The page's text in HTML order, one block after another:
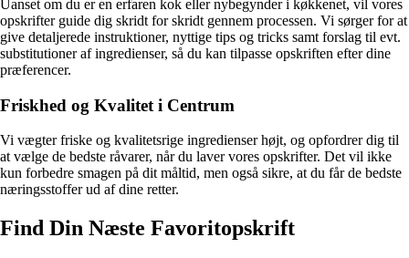
Uanset om du er en erfaren kok eller nybegynder i køkkenet, vil vores
opskrifter guide dig skridt for skridt gennem processen. Vi sørger for at
give detaljerede instruktioner, nyttige tips og tricks samt forslag til evt.
substitutioner af ingredienser, så du kan tilpasse opskriften efter dine
præferencer.
Friskhed og Kvalitet i Centrum
Vi vægter friske og kvalitetsrige ingredienser højt, og opfordrer dig til
at vælge de bedste råvarer, når du laver vores opskrifter. Det vil ikke
kun forbedre smagen på dit måltid, men også sikre, at du får de bedste
næringsstoffer ud af dine retter.
Find Din Næste Favoritopskrift